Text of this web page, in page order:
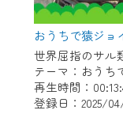
テーマ：おうち
再生時間：
登録日：2025/
※マイページ
要となりま
※MyIDとは
各種サービ
IDはお客様